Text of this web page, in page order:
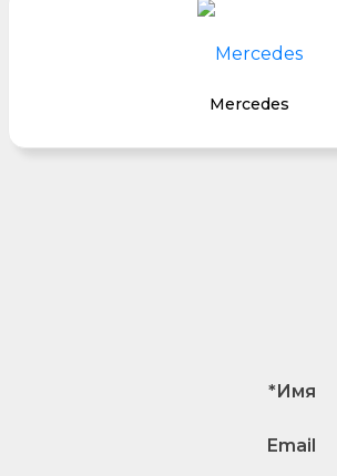
Mercedes
*Имя
Email